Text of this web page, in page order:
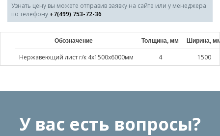
Узнать цену вы можете отправив заявку на сайте или у менеджера
по телефону +7(499) 753-72-36
Обозначение Толщина, мм Ширина,
Нержавеющий лист г/к 4х1500х6000мм 4 1500
У вас есть вопросы?